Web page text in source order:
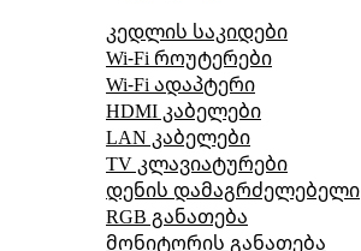
კედლის საკიდები
Wi-Fi როუტერები
Wi-Fi ადაპტერი
HDMI კაბელები
LAN კაბელები
TV კლავიატურები
დენის დამაგრძელებელი
RGB განათება
მონიტორის განათება